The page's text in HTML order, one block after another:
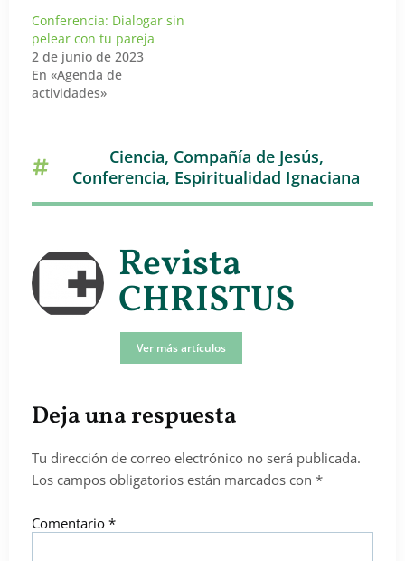
Conferencia: Dialogar sin
pelear con tu pareja
2 de junio de 2023
En «Agenda de
actividades»
Ciencia, Compañía de Jesús,
Conferencia, Espiritualidad Ignaciana
Revista
CHRISTUS
Ver más artículos
Deja una respuesta
Tu dirección de correo electrónico no será publicada.
Los campos obligatorios están marcados con *
Comentario *